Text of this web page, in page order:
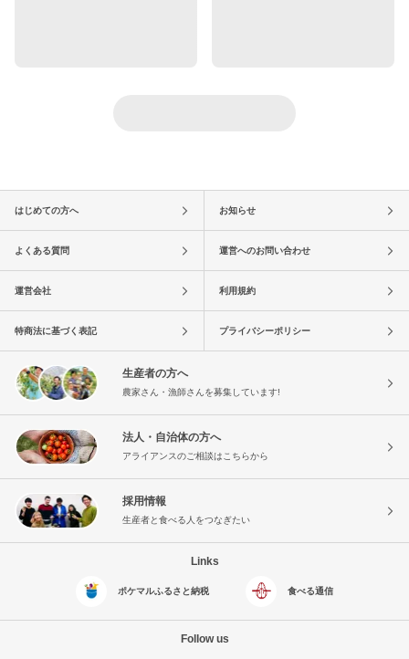
はじめての方へ お知らせ
よくある質問 運営へのお問い合わせ
運営会社 利用規約
特商法に基づく表記 プライバシーポリシー
生産者の方へ
農家さん・漁師さんを募集しています!
法人・自治体の方へ
アライアンスのご相談はこちらから
採用情報
生産者と食べる人をつなぎたい
Links
ポケマルふるさと納税 食べる通信
Follow us